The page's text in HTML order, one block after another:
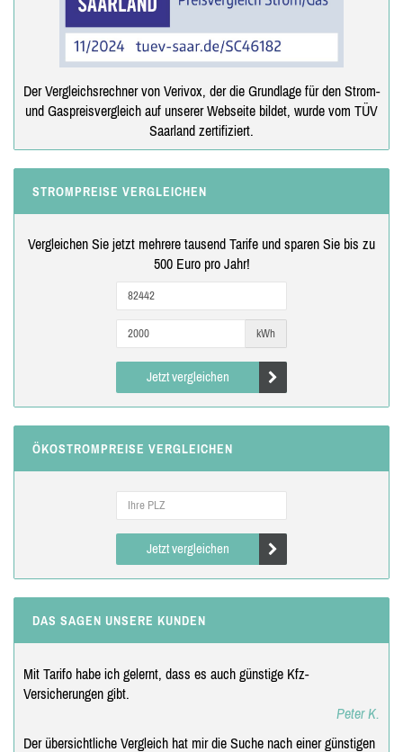
Der Vergleichsrechner von Verivox, der die Grundlage für den Strom-
und Gaspreisvergleich auf unserer Webseite bildet, wurde vom TÜV
Saarland zertifiziert.
STROMPREISE VERGLEICHEN
Vergleichen Sie jetzt mehrere tausend Tarife und sparen Sie bis zu
500 Euro pro Jahr!
kWh
Jetzt vergleichen
ÖKOSTROMPREISE VERGLEICHEN
Jetzt vergleichen
DAS SAGEN UNSERE KUNDEN
Mit Tarifo habe ich gelernt, dass es auch günstige Kfz-
Versicherungen gibt.
Peter K.
Der übersichtliche Vergleich hat mir die Suche nach einer günstigen